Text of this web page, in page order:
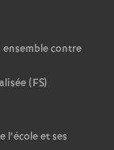
e
g
r
ensemble contre
(FS)
l’école et ses